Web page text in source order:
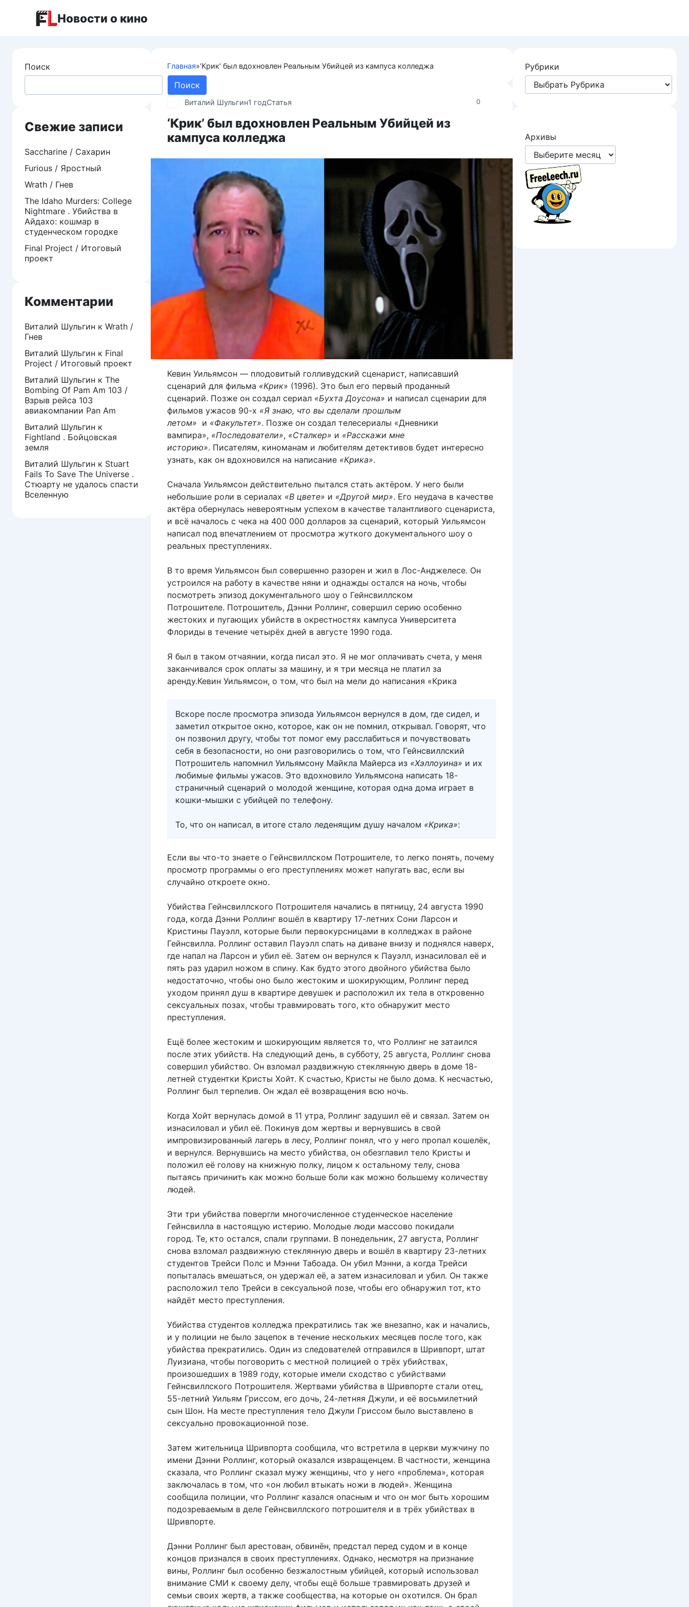
Новости о кино
Главная»‘Крик’ был вдохновлен Реальным Убийцей из кампуса колледжа
0
Виталий Шульгин1 годСтатья
‘Крик’ был вдохновлен Реальным Убийцей из
кампуса колледжа
Кевин Уильямсон — плодовитый голливудский сценарист, написавший
сценарий для фильма «Крик» (1996). Это был его первый проданный
сценарий. Позже он создал сериал «Бухта Доусона» и написал сценарии для
фильмов ужасов 90-х «Я знаю, что вы сделали прошлым
летом» и «Факультет». Позже он создал телесериалы «Дневники
вампира», «Последователи», «Сталкер» и «Расскажи мне
историю». Писателям, киноманам и любителям детективов будет интересно
узнать, как он вдохновился на написание «Крика».
Сначала Уильямсон действительно пытался стать актёром. У него были
небольшие роли в сериалах «В цвете» и «Другой мир». Его неудача в качестве
актёра обернулась невероятным успехом в качестве талантливого сценариста,
и всё началось с чека на 400 000 долларов за сценарий, который Уильямсон
написал под впечатлением от просмотра жуткого документального шоу о
реальных преступлениях.
В то время Уильямсон был совершенно разорен и жил в Лос-Анджелесе. Он
устроился на работу в качестве няни и однажды остался на ночь, чтобы
посмотреть эпизод документального шоу о Гейнсвиллском
Потрошителе. Потрошитель, Дэнни Роллинг, совершил серию особенно
жестоких и пугающих убийств в окрестностях кампуса Университета
Флориды в течение четырёх дней в августе 1990 года.
Я был в таком отчаянии, когда писал это. Я не мог оплачивать счета, у меня
заканчивался срок оплаты за машину, и я три месяца не платил за
аренду.Кевин Уильямсон, о том, что был на мели до написания «Крика
Вскоре после просмотра эпизода Уильямсон вернулся в дом, где сидел, и
заметил открытое окно, которое, как он не помнил, открывал. Говорят, что
он позвонил другу, чтобы тот помог ему расслабиться и почувствовать
себя в безопасности, но они разговорились о том, что Гейнсвиллский
Потрошитель напомнил Уильямсону Майкла Майерса из «Хэллоуина» и их
любимые фильмы ужасов. Это вдохновило Уильямсона написать 18-
страничный сценарий о молодой женщине, которая одна дома играет в
кошки-мышки с убийцей по телефону.
То, что он написал, в итоге стало леденящим душу началом «Крика»:
Если вы что-то знаете о Гейнсвиллском Потрошителе, то легко понять, почему
просмотр программы о его преступлениях может напугать вас, если вы
случайно откроете окно.
Убийства Гейнсвиллского Потрошителя начались в пятницу, 24 августа 1990
года, когда Дэнни Роллинг вошёл в квартиру 17-летних Сони Ларсон и
Кристины Пауэлл, которые были первокурсницами в колледжах в районе
Гейнсвилла. Роллинг оставил Пауэлл спать на диване внизу и поднялся наверх,
где напал на Ларсон и убил её. Затем он вернулся к Пауэлл, изнасиловал её и
пять раз ударил ножом в спину. Как будто этого двойного убийства было
недостаточно, чтобы оно было жестоким и шокирующим, Роллинг перед
уходом принял душ в квартире девушек и расположил их тела в откровенно
сексуальных позах, чтобы травмировать того, кто обнаружит место
преступления.
Ещё более жестоким и шокирующим является то, что Роллинг не затаился
после этих убийств. На следующий день, в субботу, 25 августа, Роллинг снова
совершил убийство. Он взломал раздвижную стеклянную дверь в доме 18-
летней студентки Кристы Хойт. К счастью, Кристы не было дома. К несчастью,
Роллинг был терпелив. Он ждал её возвращения всю ночь.
Когда Хойт вернулась домой в 11 утра, Роллинг задушил её и связал. Затем он
изнасиловал и убил её. Покинув дом жертвы и вернувшись в свой
импровизированный лагерь в лесу, Роллинг понял, что у него пропал кошелёк,
и вернулся. Вернувшись на место убийства, он обезглавил тело Кристы и
положил её голову на книжную полку, лицом к остальному телу, снова
пытаясь причинить как можно больше боли как можно большему количеству
людей.
Эти три убийства повергли многочисленное студенческое население
Гейнсвилла в настоящую истерию. Молодые люди массово покидали
город. Те, кто остался, спали группами. В понедельник, 27 августа, Роллинг
снова взломал раздвижную стеклянную дверь и вошёл в квартиру 23-летних
студентов Трейси Полс и Мэнни Табоада. Он убил Мэнни, а когда Трейси
попыталась вмешаться, он удержал её, а затем изнасиловал и убил. Он также
расположил тело Трейси в сексуальной позе, чтобы его обнаружил тот, кто
найдёт место преступления.
Убийства студентов колледжа прекратились так же внезапно, как и начались,
и у полиции не было зацепок в течение нескольких месяцев после того, как
убийства прекратились. Один из следователей отправился в Шривпорт, штат
Луизиана, чтобы поговорить с местной полицией о трёх убийствах,
произошедших в 1989 году, которые имели сходство с убийствами
Гейнсвиллского Потрошителя. Жертвами убийства в Шривпорте стали отец,
55-летний Уильям Гриссом, его дочь, 24-летняя Джули, и её восьмилетний
сын Шон. На месте преступления тело Джули Гриссом было выставлено в
сексуально провокационной позе.
Затем жительница Шривпорта сообщила, что встретила в церкви мужчину по
имени Дэнни Роллинг, который оказался извращенцем. В частности, женщина
сказала, что Роллинг сказал мужу женщины, что у него «проблема», которая
заключалась в том, что «он любил втыкать ножи в людей». Женщина
сообщила полиции, что Роллинг казался опасным и что он мог быть хорошим
подозреваемым в деле Гейнсвиллского потрошителя и в трёх убийствах в
Шривпорте.
Дэнни Роллинг был арестован, обвинён, предстал перед судом и в конце
концов признался в своих преступлениях. Однако, несмотря на признание
вины, Роллинг был особенно безжалостным убийцей, который использовал
внимание СМИ к своему делу, чтобы ещё больше травмировать друзей и
семьи своих жертв, а также сообщества, на которые он охотился. Он брал
Поиск
Поиск
Свежие записи
Saccharine / Сахарин
Furious / Яростный
Wrath / Гнев
The Idaho Murders: College
Nightmare . Убийства в
Айдахо: кошмар в
студенческом городке
Final Project / Итоговый
проект
Комментарии
Виталий Шульгин к Wrath /
Гнев
Виталий Шульгин к Final
Project / Итоговый проект
Виталий Шульгин к The
Bombing Of Pam Am 103 /
Взрыв рейса 103
авиакомпании Pan Am
Виталий Шульгин к
Fightland . Бойцовская
земля
Виталий Шульгин к Stuart
Fails To Save The Universe .
Стюарту не удалось спасти
Вселенную
Рубрики
Архивы